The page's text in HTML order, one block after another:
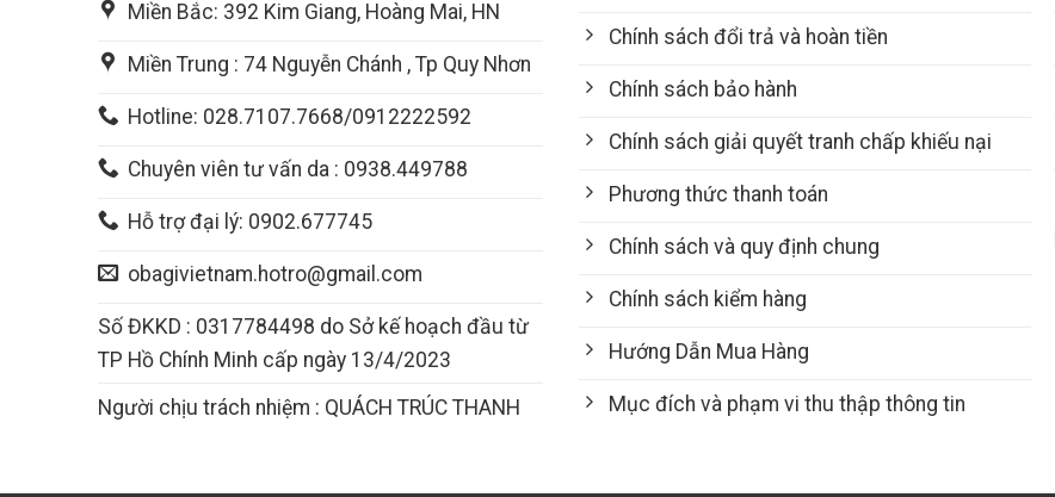
Miền Bắc: 392 Kim Giang, Hoàng Mai, HN
Miền Trung : 74 Nguyễn Chánh , Tp Quy Nhơn
Hotline: 028.7107.7668/0912222592
Chuyên viên tư vấn da : 0938.449788
Hỗ trợ đại lý: 0902.677745
obagivietnam.hotro@gmail.com
Số ĐKKD : 0317784498 do Sở kế hoạch đầu từ
TP Hồ Chính Minh cấp ngày 13/4/2023
Người chịu trách nhiệm : QUÁCH TRÚC THANH
Chính sách đổi trả và hoàn tiền
Chính sách bảo hành
Chính sách giải quyết tranh chấp khiếu nại
Phương thức thanh toán
Chính sách và quy định chung
Chính sách kiểm hàng
Hướng Dẫn Mua Hàng
Mục đích và phạm vi thu thập thông tin